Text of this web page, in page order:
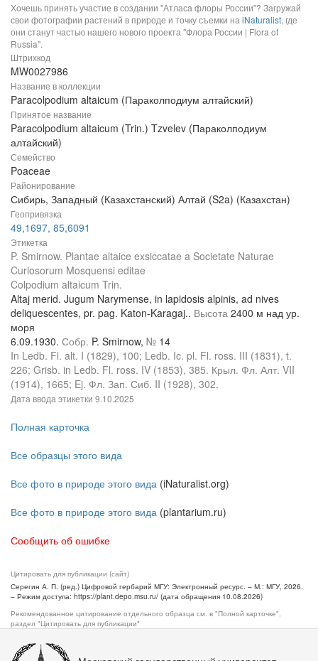
Хочешь принять участие в создании "Атласа флоры России"? Загружай
свои фотографии растений в природе и точку съемки на iNaturalist, где
они станут частью нашего нового проекта "Флора России | Flora of
Russia".
Штрихкод
MW0027986
Название в коллекции
Paracolpodium altaicum (Параколподиум алтайский)
Принятое название
Paracolpodium altaicum (Trin.) Tzvelev (Параколподиум
алтайский)
Семейство
Poaceae
Районирование
Сибирь, Западный (Казахстанский) Алтай (S2a) (Казахстан)
Геопривязка
49,1697, 85,6091
Этикетка
P. Smirnow. Plantae altaice exsiccatae a Societate Naturae
Curiosorum Mosquensi editae
Colpodium altaicum Trin.
Altaj merid. Jugum Narymense, in lapidosis alpinis, ad nives
deliquescentes, pr. pag. Katon-Karagaj.. Высота 2400 м над ур.
моря
6.09.1930. Собр. P. Smirnow, № 14
In Ledb. Fl. alt. I (1829), 100; Ledb. Ic. pl. Fl. ross. III (1831), t.
226; Grisb. in Ledb. Fl. ross. IV (1853), 385. Крыл. Фл. Алт. VII
(1914), 1665; Ej. Фл. Зап. Сиб. II (1928), 302.
Дата ввода этикетки 9.10.2025
Полная карточка
Все образцы этого вида
Все фото в природе этого вида (iNaturalist.org)
Все фото в природе этого вида (plantarium.ru)
Сообщить об ошибке
Цитировать для публикации (сайт)
Серегин А. П. (ред.) Цифровой гербарий МГУ: Электронный ресурс. – М.: МГУ, 2026.
– Режим доступа: https://plant.depo.msu.ru/ (дата обращения 10.08.2026)
Рекомендованное цитирование отдельного образца см. в "Полной карточке",
раздел "Цитировать для публикации"